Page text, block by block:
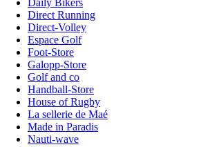
Direct Running
Direct-Volley
Espace Golf
Foot-Store
Galopp-Store
Golf and co
Handball-Store
House of Rugby
La sellerie de Maé
Made in Paradis
Nauti-wave